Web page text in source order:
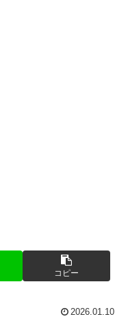
コピー
2026.01.10